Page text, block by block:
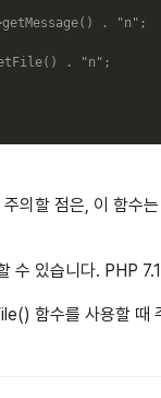
getMessage( ) . "n" ;
( ) . "n" ;
할 점은, 이 함수는
수 있습니다. PHP
함수를 사용할 때